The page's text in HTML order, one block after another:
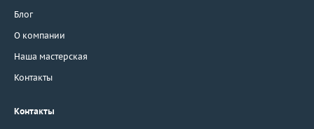
Блог
О компании
Наша мастерская
Контакты
Контакты